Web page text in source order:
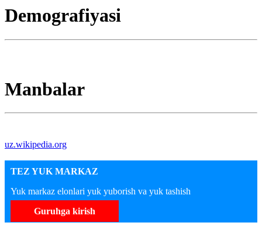
Demografiyasi
Manbalar
uz.wikipedia.org
TEZ YUK MARKAZ
Yuk markaz elonlari yuk yuborish va yuk tashish
Guruhga kirish